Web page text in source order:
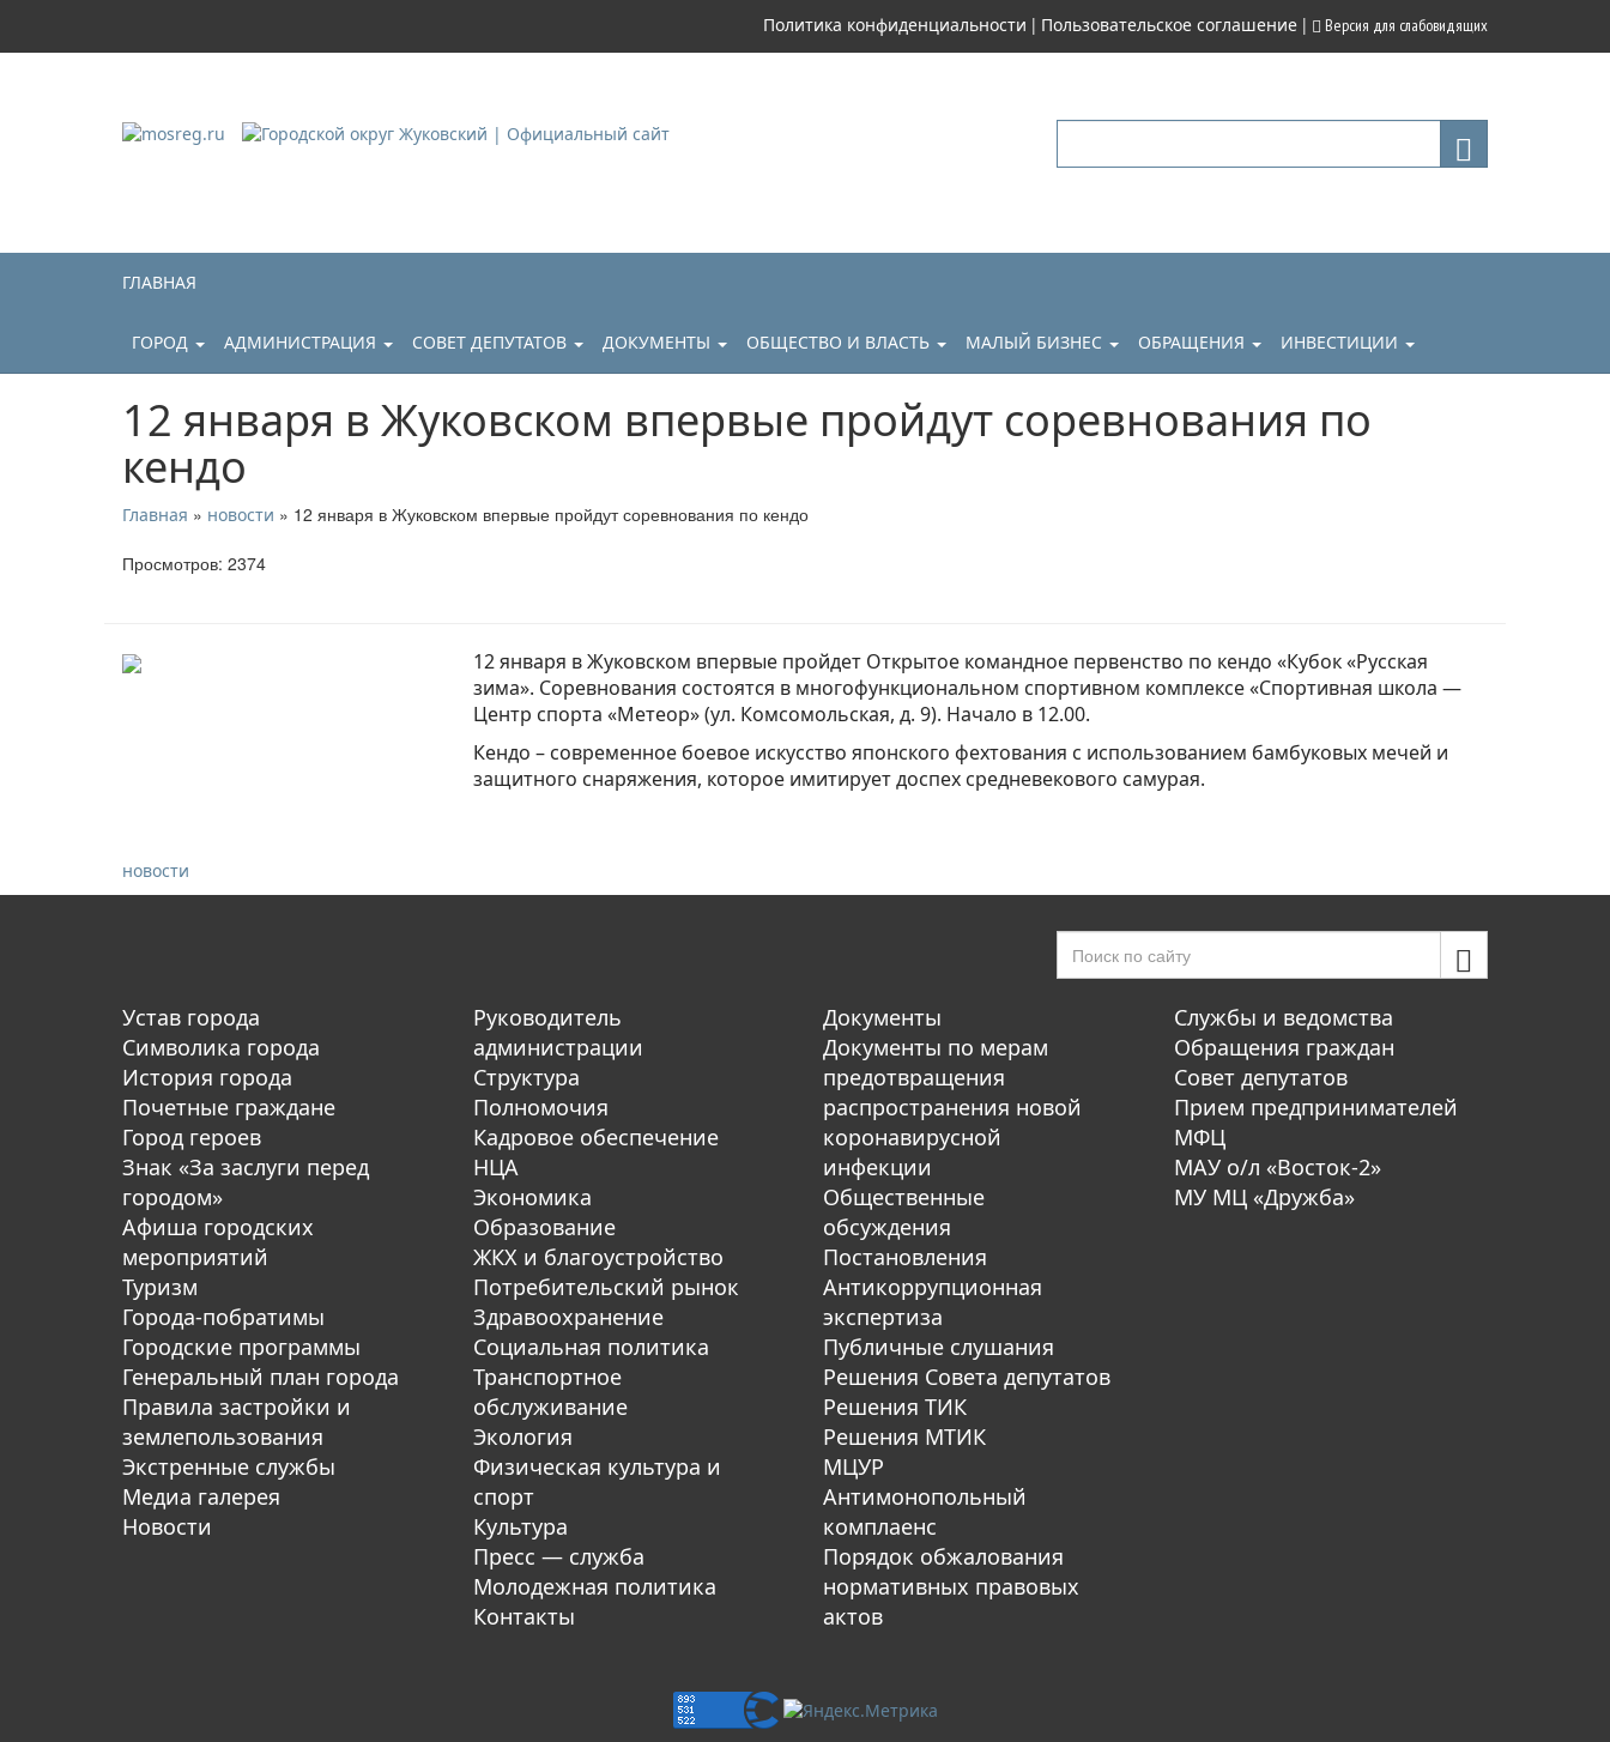
Политика конфиденциальности | Пользовательское соглашение | Версия для слабовидящих
ГЛАВНАЯ
ГОРОД АДМИНИСТРАЦИЯ СОВЕТ ДЕПУТАТОВ ДОКУМЕНТЫ ОБЩЕСТВО И ВЛАСТЬ МАЛЫЙ БИЗНЕС ОБРАЩЕНИЯ ИНВЕСТИЦИИ
12 января в Жуковском впервые пройдут соревнования по
кендо
Главная » новости » 12 января в Жуковском впервые пройдут соревнования по кендо
Просмотров: 2374
12 января в Жуковском впервые пройдет Открытое командное первенство по кендо «Кубок «Русская
зима». Соревнования состоятся в многофункциональном спортивном комплексе «Спортивная школа —
Центр спорта «Метеор» (ул. Комсомольская, д. 9). Начало в 12.00.
Кендо – современное боевое искусство японского фехтования с использованием бамбуковых мечей и
защитного снаряжения, которое имитирует доспех средневекового самурая.
новости
Устав города
Символика города
История города
Почетные граждане
Город героев
Знак «За заслуги перед
городом»
Афиша городских
мероприятий
Туризм
Города-побратимы
Городские программы
Генеральный план города
Правила застройки и
землепользования
Экстренные службы
Медиа галерея
Новости
Руководитель
администрации
Структура
Полномочия
Кадровое обеспечение
НЦА
Экономика
Образование
ЖКХ и благоустройство
Потребительский рынок
Здравоохранение
Социальная политика
Транспортное
обслуживание
Экология
Физическая культура и
спорт
Культура
Пресс — служба
Молодежная политика
Контакты
Документы
Документы по мерам
предотвращения
распространения новой
коронавирусной
инфекции
Общественные
обсуждения
Постановления
Антикоррупционная
экспертиза
Публичные слушания
Решения Совета депутатов
Решения ТИК
Решения МТИК
МЦУР
Антимонопольный
комплаенс
Порядок обжалования
нормативных правовых
актов
Службы и ведомства
Обращения граждан
Совет депутатов
Прием предпринимателей
МФЦ
МАУ о/л «Восток-2»
МУ МЦ «Дружба»